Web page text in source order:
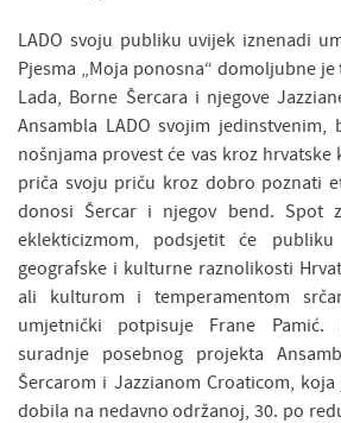
LADO svoju publiku uvijek iznenadi
Pjesma „Moja ponosna“ domoljubne
Lada, Borne Šercara i njegove
Ansambla LADO svojim jedinstvenim,
nošnjama provest će vas kroz hrvatske
priča svoju priču kroz dobro poznati
donosi Šercar i njegov bend. Spot
eklekticizmom, podsjetit će
geografske i kulturne raznolikosti
ali kulturom i temperamentom
umjetnički potpisuje Frane Pamić.
suradnje posebnog projekta
Šercarom i Jazzianom Croaticom,
dobila na nedavno održanoj, 30. po